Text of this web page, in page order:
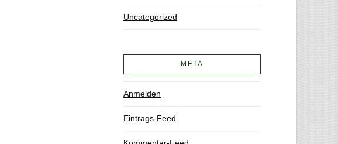
Uncategorized
META
Anmelden
Eintrags-Feed